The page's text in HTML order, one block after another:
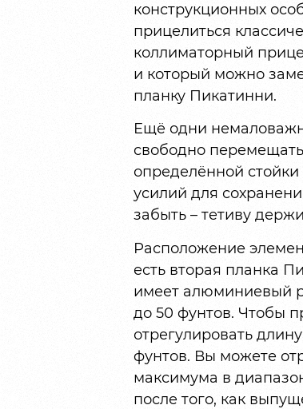
конструкционных
прицелиться
коллиматорный
и который можно
планку Пикатинни.
Ещё одни
свободно
определённой
усилий для
забыть – тетиву
Расположение
есть вторая планка
имеет алюминиевый
до 50 фунтов. Чтобы
отрегулировать
фунтов. Вы можете
максимума в
после того, как